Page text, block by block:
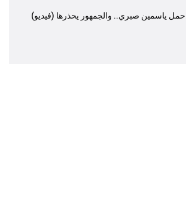
ياسمين صبري.. والجمهور يحذرها (فيديو)